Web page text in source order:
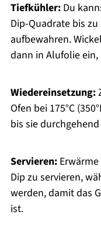
Tiefkühler:Du
Dip-Quadrate bis
aufbewahren.
dann in Alufolie
Wiedereinsetzung:
Ofen bei 175°C
bis sie
Servieren:Erwärme
Dip zu servieren,
werden, damit das
ist.